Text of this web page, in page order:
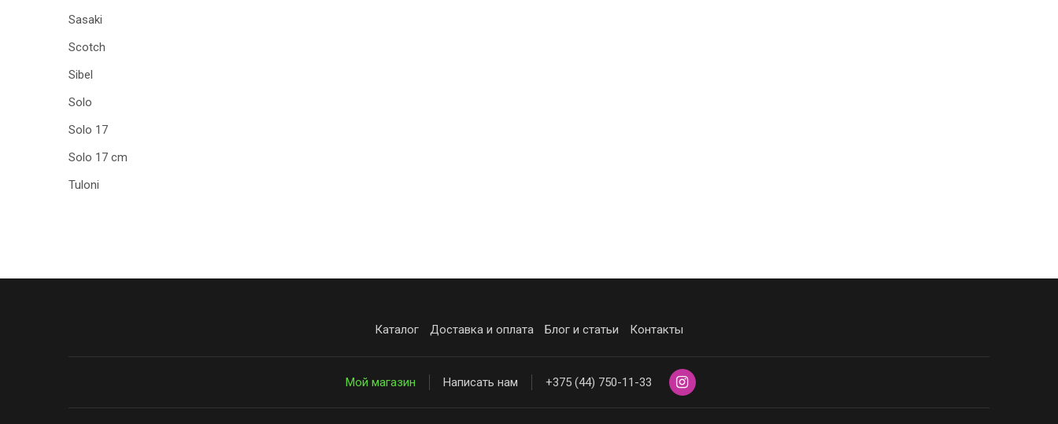
Sasaki
Scotch
Sibel
Solo
Solo 17
Solo 17 cm
Tuloni
Каталог Доставка и оплата Блог и статьи Контакты
Мой магазин Написать нам +375 (44) 750-11-33